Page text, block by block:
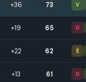
+36 73 V
+19 65 D
+22 62 É
+13 61 D